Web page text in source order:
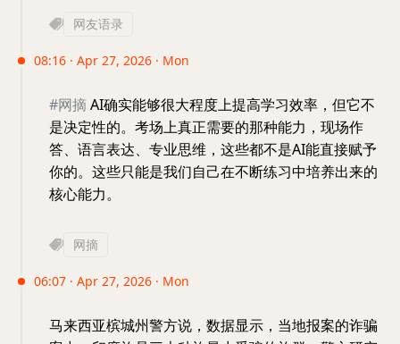
网友语录
08:16 · Apr 27, 2026 · Mon
#网摘AI确实能够很大程度上提高学习效率，但它不
是决定性的。考场上真正需要的那种能力，现场作
答、语言表达、专业思维，这些都不是AI能直接赋予
你的。这些只能是我们自己在不断练习中培养出来的
核心能力。
网摘
06:07 · Apr 27, 2026 · Mon
马来西亚槟城州警方说，数据显示，当地报案的诈骗